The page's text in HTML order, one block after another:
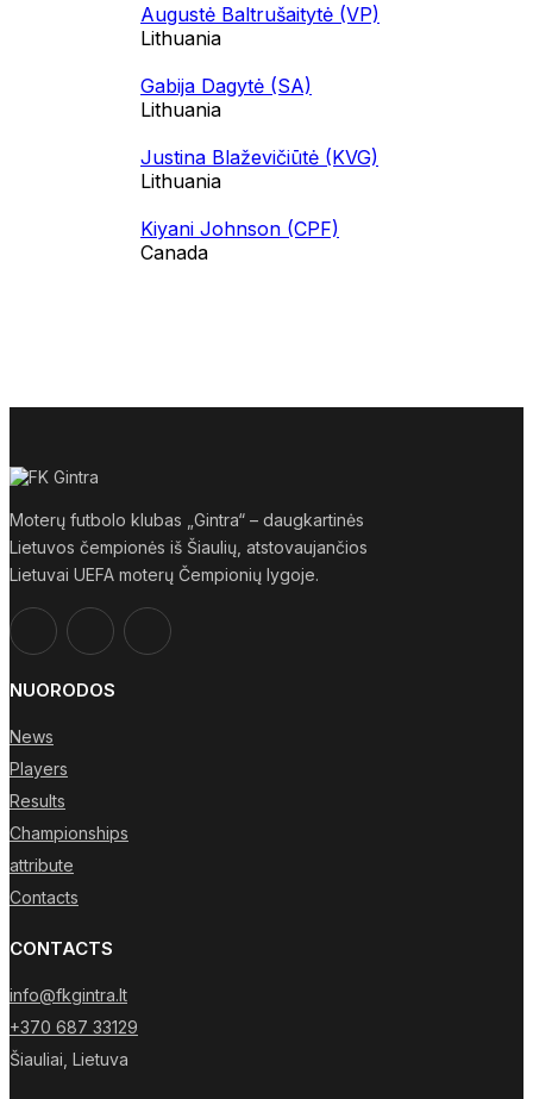
Augustė Baltrušaitytė (VP)
Lithuania
Gabija Dagytė (SA)
Lithuania
Justina Blaževičiūtė (KVG)
Lithuania
Kiyani Johnson (CPF)
Canada
Moterų futbolo klubas „Gintra“ – daugkartinės
Lietuvos čempionės iš Šiaulių, atstovaujančios
Lietuvai UEFA moterų Čempionių lygoje.
NUORODOS
News
Players
Results
Championships
attribute
Contacts
CONTACTS
info@fkgintra.lt
+370 687 33129
Šiauliai, Lietuva